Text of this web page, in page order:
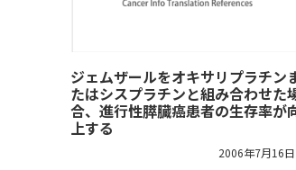
ジェムザールをオキサリプラチン
たはシスプラチンと組み合わせた
合、進行性膵臓癌患者の生存率が
上する
2006年7月16日